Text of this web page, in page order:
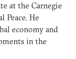
at the Carnegie
Peace. He
economy and
in the